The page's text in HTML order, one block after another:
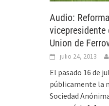
Audio:
vicepresidente
Union de
julio 24, 2013
El pasado 16 de
públicamente la
Sociedad